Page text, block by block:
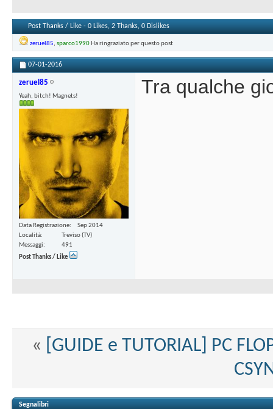
Post Thanks / Like - 0 Likes, 2 Thanks, 0 Dislikes
zeruel85, sparco1990Ha ringraziato per questo post
07-01-2016
zeruel85
Yeah, bitch! Magnets!
Data Registrazione
Sep 2014
Località
Treviso (TV)
Messaggi
491
Post Thanks / Like
Tra qualche
«
[GUIDE e TUTORIAL] PC
Segnalibri